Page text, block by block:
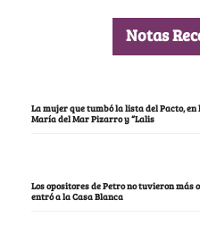
Notas
La mujer que tumbó la lista del Pacto,
María del Mar Pizarro y “Lalis
Los opositores de Petro no tuvieron
entró a la Casa Blanca